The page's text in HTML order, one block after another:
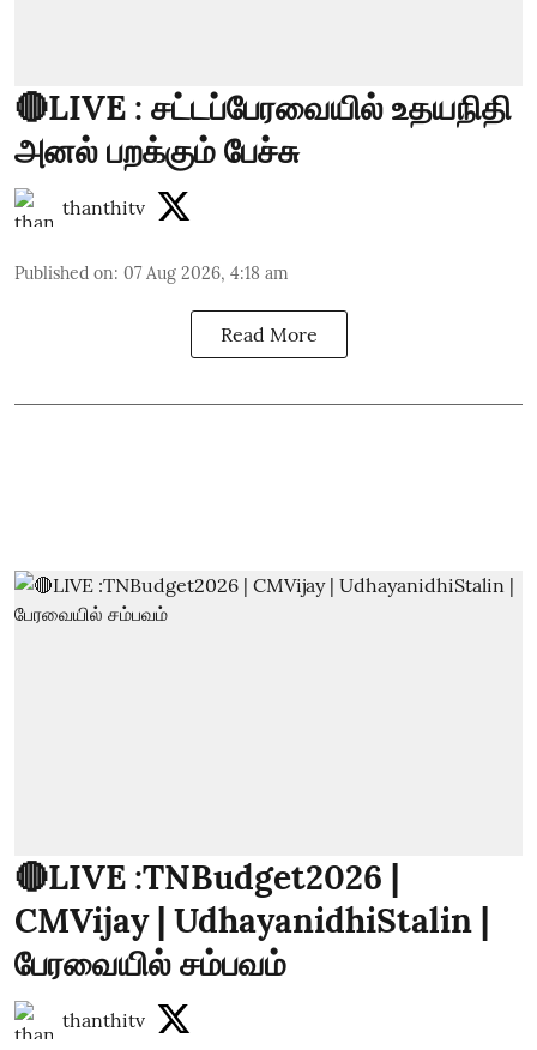
🔴LIVE : சட்டப்பேரவையில் உதயநிதி
அனல் பறக்கும் பேச்சு
thanthitv
Published on: 07 Aug 2026, 4:18 am
Read More
🔴LIVE :TNBudget2026 |
CMVijay | UdhayanidhiStalin |
பேரவையில் சம்பவம்
thanthitv